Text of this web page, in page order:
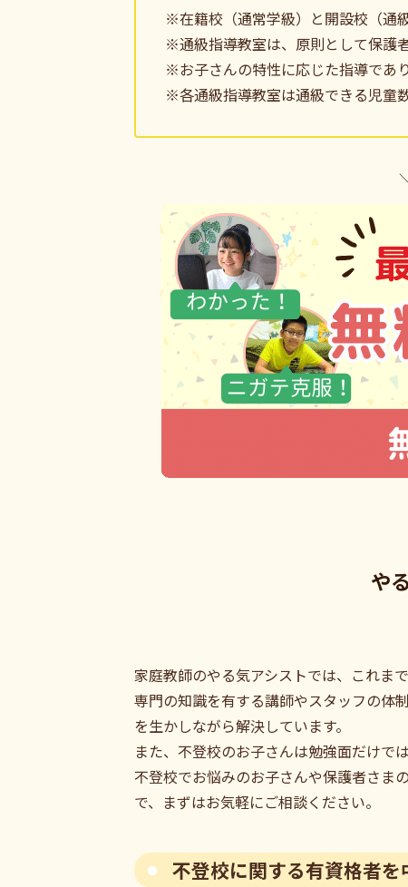
※在籍校（通常学級）と開設校（通
※通級指導教室は、原則として保護
※お子さんの特性に応じた指導であり
※各通級指導教室は通級できる児童
や
家庭教師のやる気アシストでは、これま
専門の知識を有する講師やスタッフの体
を生かしながら解決しています。
また、不登校のお子さんは勉強面だけで
不登校でお悩みのお子さんや保護者さま
で、まずはお気軽にご相談ください。
不登校に関する有資格者